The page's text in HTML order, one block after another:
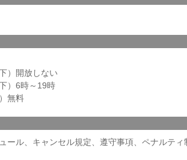
）開放しない
）6時～19時
無料
ール、キャンセル規定、遵守事項、ペナルテ